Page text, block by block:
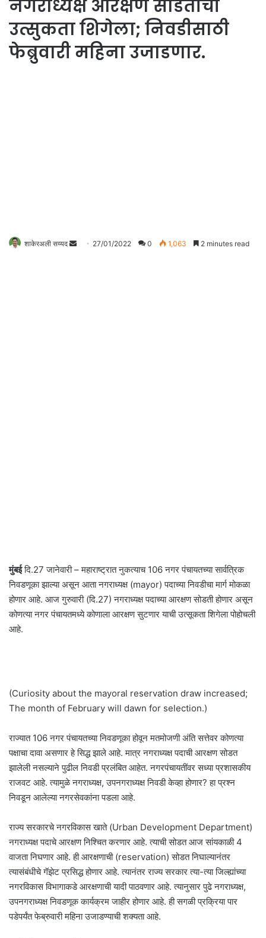
नगराध्यक्ष आरक्षण सोडतीची
उत्सुकता शिगेला; निवडीसाठी
फेब्रुवारी महिना उजाडणार.
शाकेरअली सय्यद 27/01/2022 0 1,063 2 minutes read
मुंबईदि.27 जानेवारी – महाराष्ट्रात नुकत्याच 106 नगर पंचायतच्या सार्वत्रिक
निवडणूका झाल्या असून आता नगराध्यक्ष (mayor) पदाच्या निवडीचा मार्ग मोकळा
होणार आहे. आज गुरुवारी (दि.27) नगराध्यक्ष पदाच्या आरक्षण सोडती होणार असून
कोणत्या नगर पंचायतमध्ये कोणाला आरक्षण सुटणार याची उत्सूकता शिगेला पोहोचली
आहे.
(Curiosity about the mayoral reservation draw increased;
The month of February will dawn for selection.)
राज्यात 106 नगर पंचायतच्या निवडणूका होवून मतमोजणी अंति सत्तेवर कोणत्या
पक्षाचा दावा असणार हे सिद्ध झाले आहे. मात्र नगराध्यक्ष पदाची आरक्षण सोडत
झालेली नसल्याने पुढील निवडी प्रलंबित आहेत. नगरपंचायतींवर सध्या प्रशासकीय
राजवट आहे. त्यामुळे नगराध्यक्ष, उपनगराध्यक्ष निवडी केव्हा होणार? हा प्रश्न
निवडून आलेल्या नगरसेवकांना पडला आहे.
राज्य सरकारचे नगरविकास खाते (Urban Development Department)
नगराध्यक्ष पदाचे आरक्षण निश्चित करणार आहे. त्याची सोडत आज सांयकाळी 4
वाजता निघणार आहे. ही आरक्षणाची (reservation) सोडत निघाल्यानंतर
त्यासंबंधीचे गॅझेट प्रसिद्ध होणार आहे. त्यानंतर राज्य सरकार त्या-त्या जिल्ह्यांच्या
नगरविकास विभागाकडे आरक्षणाची यादी पाठवणार आहे. त्यानुसार पुढे नगराध्यक्ष,
उपनगराध्यक्ष निवडणूक कार्यक्रम जाहीर होणार आहे. ही सगळी प्रक्रिया पार
पडेपर्यंत फेब्रुवारी महिना उजाडण्याची शक्यता आहे.